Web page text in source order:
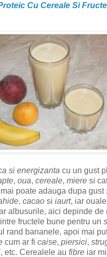
Cu Cereale Si
si energizanta cu un gust
, oua, cereale, miere si
poate adauga dupa gust
, cacao si iaurt, iar
albusurile, aici depinde de
fructele bune pentru un
rand bananele, apoi mai
cum ar fi caise, piersici,
, etc. Cerealele au fibre iar